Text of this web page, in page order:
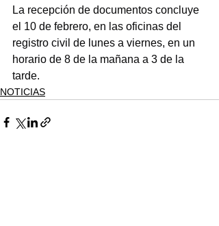
La recepción de documentos concluye
el 10 de febrero, en las oficinas del
registro civil de lunes a viernes, en un
horario de 8 de la mañana a 3 de la
tarde.
NOTICIAS